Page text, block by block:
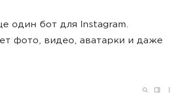
один бот для Instagram.
фото, видео, аватарки и даже